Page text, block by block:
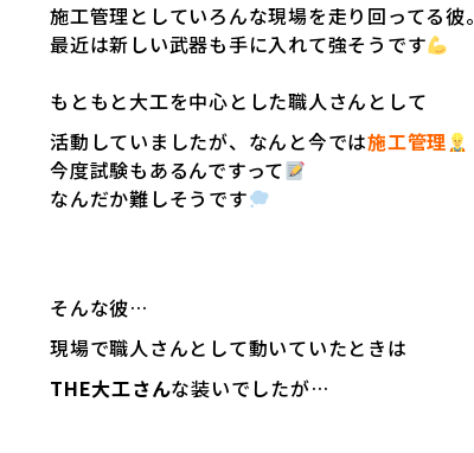
施工管理としていろんな現場を走り回ってる彼。
最近は新しい武器も手に入れて強そうです
もともと大工を中心とした職人さんとして
活動していましたが、なんと今では施工管理
今度試験もあるんですって
なんだか難しそうです
そんな彼…
現場で職人さんとして動いていたときは
THE大工さんな装いでしたが…